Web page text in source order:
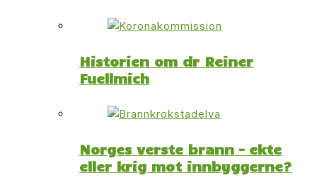
Historien om dr Reiner
Fuellmich
Norges verste brann – ekte
eller krig mot innbyggerne?